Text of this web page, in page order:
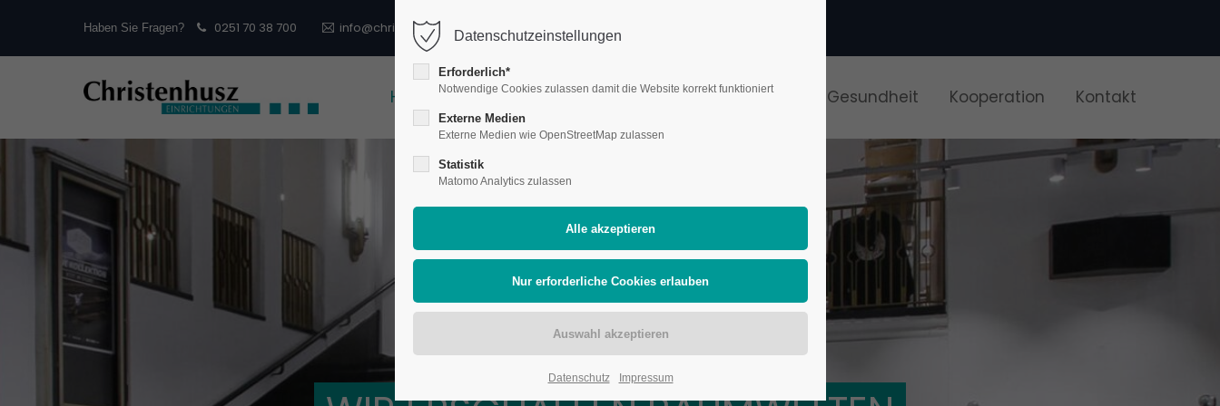
Login
Benutzername
Passwort
Anmelden
Lost your password?
Support
Lorem ipsum dolor sit amet:
24h/ 365days
We offer support for our
customers
Mon - Fri 8:00am - 5:00pm
San Francisco, CA 94102
Drop us a line
info@yourdomain.com
About us
Lorem ipsum dolor sit amet,
Aenean commodo ligula eget
dolor. Aenean massa. Cum sociis
natoque penatibus et magnis dis
parturient montes, nascetur
ridiculus mus. Donec quam felis,
ultricies nec.
Haben Sie Fragen? 0251 70 38 700 info@christenhusz.de
Home Brand Retail Facheinzelhandel Praxis & Gesundheit Kooperation Kontakt
Von der Idee bis zur Umsetzung
Datenschutzeinstellungen
Erforderlich*
Notwendige Cookies zulassen damit die Website korrekt funktioniert
Externe Medien
Externe Medien wie OpenStreetMap zulassen
Statistik
Matomo Analytics zulassen
Datenschutz Impressum